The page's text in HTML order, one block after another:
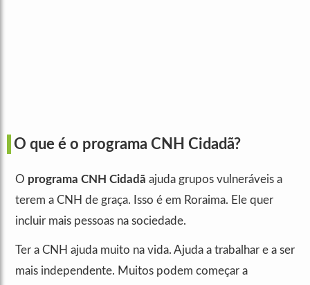
O que é o programa CNH Cidadã?
O programa CNH Cidadã ajuda grupos vulneráveis a
terem a CNH de graça. Isso é em Roraima. Ele quer
incluir mais pessoas na sociedade.
Ter a CNH ajuda muito na vida. Ajuda a trabalhar e a ser
mais independente. Muitos podem começar a